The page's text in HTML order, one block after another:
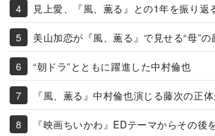
見上愛、『風、薫る』との1年を振り返
美山加恋が『風、薫る』で見せる“母”の
“朝ドラ”とともに躍進した中村倫也
『風、薫る』中村倫也演じる藤次の正
『映画ちいかわ』EDテーマからその後